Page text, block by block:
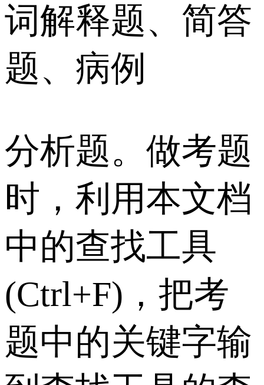
词解释题、简答
题、病例
分析题。做考题
时，利用本文档
中的查找工具
(Ctrl+F)，把考
题中的关键字输